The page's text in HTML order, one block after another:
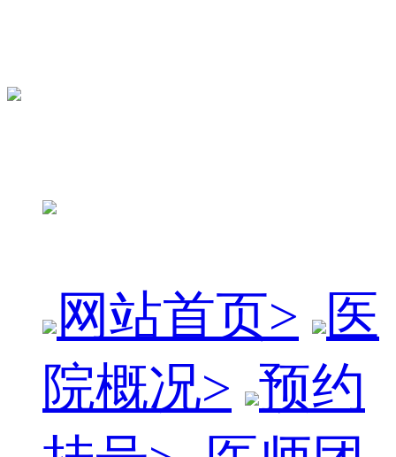
网站首页>
医
院概况> 预约